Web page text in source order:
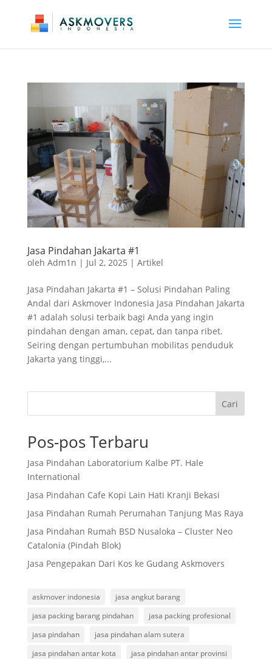
Jasa Pindahan Jakarta #1
oleh Adm1n | Jul 2, 2025 | Artikel
Jasa Pindahan Jakarta #1 – Solusi Pindahan Paling
Andal dari Askmover Indonesia Jasa Pindahan Jakarta
#1 adalah solusi terbaik bagi Anda yang ingin
pindahan dengan aman, cepat, dan tanpa ribet.
Seiring dengan pertumbuhan mobilitas penduduk
Jakarta yang tinggi,...
Cari
Pos-pos Terbaru
Jasa Pindahan Laboratorium Kalbe PT. Hale
International
Jasa Pindahan Cafe Kopi Lain Hati Kranji Bekasi
Jasa Pindahan Rumah Perumahan Tanjung Mas Raya
Jasa Pindahan Rumah BSD Nusaloka – Cluster Neo
Catalonia (Pindah Blok)
Jasa Pengepakan Dari Kos ke Gudang Askmovers
askmover indonesia
jasa angkut barang
jasa packing barang pindahan
jasa packing profesional
jasa pindahan
jasa pindahan alam sutera
jasa pindahan antar kota
jasa pindahan antar provinsi